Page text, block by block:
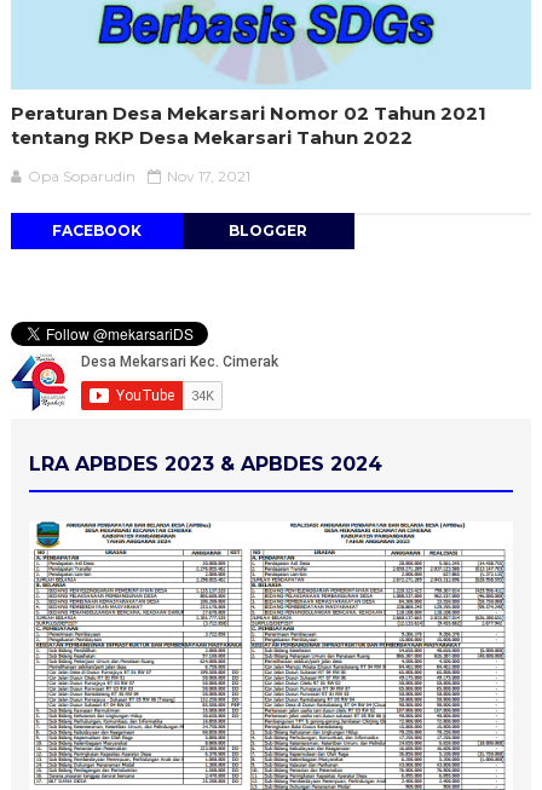
Peraturan Desa Mekarsari Nomor 02 Tahun 2021
tentang RKP Desa Mekarsari Tahun 2022
Opa Soparudin Nov 17, 2021
FACEBOOK BLOGGER
LRA APBDES 2023 & APBDES 2024